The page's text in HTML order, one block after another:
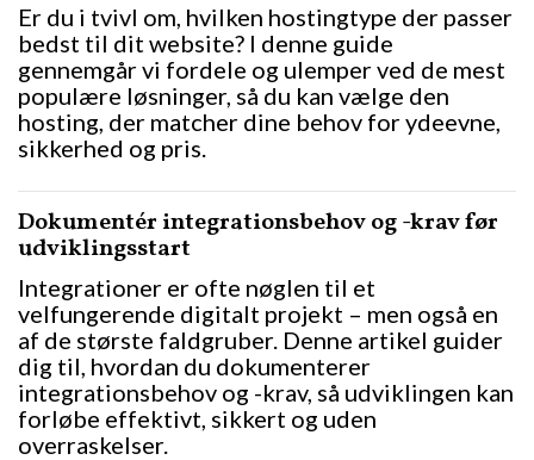
Er du i tvivl om, hvilken hostingtype der passer
bedst til dit website? I denne guide
gennemgår vi fordele og ulemper ved de mest
populære løsninger, så du kan vælge den
hosting, der matcher dine behov for ydeevne,
sikkerhed og pris.
Dokumentér integrationsbehov og -krav før
udviklingsstart
Integrationer er ofte nøglen til et
velfungerende digitalt projekt – men også en
af de største faldgruber. Denne artikel guider
dig til, hvordan du dokumenterer
integrationsbehov og -krav, så udviklingen kan
forløbe effektivt, sikkert og uden
overraskelser.